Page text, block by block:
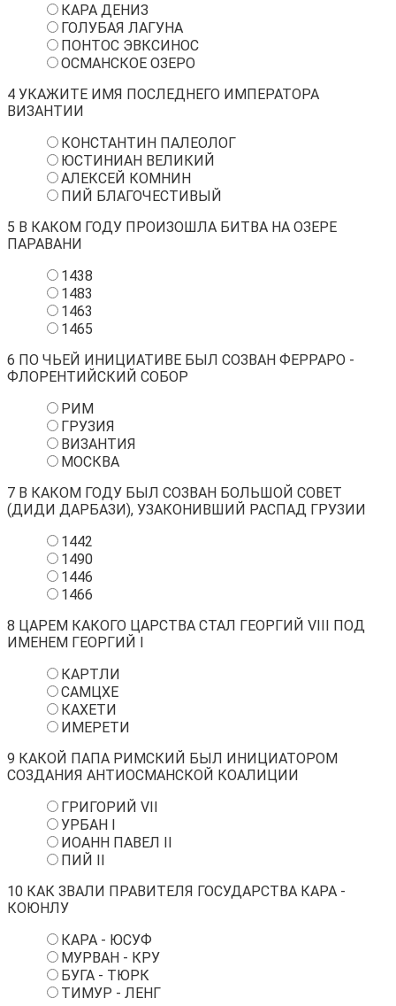
КАРА ДЕНИЗ
ГОЛУБАЯ ЛАГУНА
ПОНТОС ЭВКСИНОС
ОСМАНСКОЕ ОЗЕРО
4 УКАЖИТЕ ИМЯ ПОСЛЕДНЕГО ИМПЕРАТОРА
ВИЗАНТИИ
КОНСТАНТИН ПАЛЕОЛОГ
ЮСТИНИАН ВЕЛИКИЙ
АЛЕКСЕЙ КОМНИН
ПИЙ БЛАГОЧЕСТИВЫЙ
5 В КАКОМ ГОДУ ПРОИЗОШЛА БИТВА НА ОЗЕРЕ
ПАРАВАНИ
1438
1483
1463
1465
6 ПО ЧЬЕЙ ИНИЦИАТИВЕ БЫЛ СОЗВАН ФЕРРАРО -
ФЛОРЕНТИЙСКИЙ СОБОР
РИМ
ГРУЗИЯ
ВИЗАНТИЯ
МОСКВА
7 В КАКОМ ГОДУ БЫЛ СОЗВАН БОЛЬШОЙ СОВЕТ
(ДИДИ ДАРБАЗИ), УЗАКОНИВШИЙ РАСПАД ГРУЗИИ
1442
1490
1446
1466
8 ЦАРЕМ КАКОГО ЦАРСТВА СТАЛ ГЕОРГИЙ VIII ПОД
ИМЕНЕМ ГЕОРГИЙ I
КАРТЛИ
САМЦХЕ
КАХЕТИ
ИМЕРЕТИ
9 КАКОЙ ПАПА РИМСКИЙ БЫЛ ИНИЦИАТОРОМ
СОЗДАНИЯ АНТИОСМАНСКОЙ КОАЛИЦИИ
ГРИГОРИЙ VII
УРБАН I
ИОАНН ПАВЕЛ II
ПИЙ II
10 КАК ЗВАЛИ ПРАВИТЕЛЯ ГОСУДАРСТВА КАРА -
КОЮНЛУ
КАРА - ЮСУФ
МУРВАН - КРУ
БУГА - ТЮРК
ТИМУР - ЛЕНГ